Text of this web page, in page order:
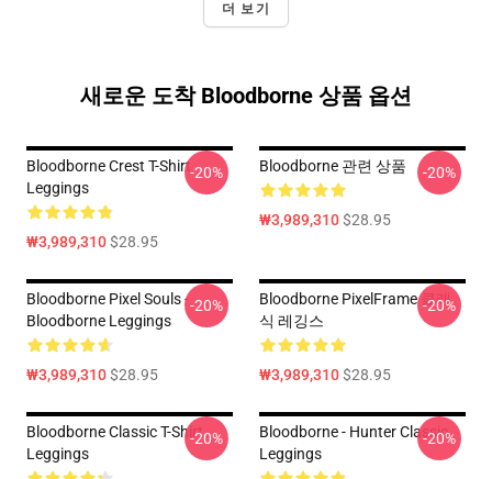
더 보기
새로운 도착 Bloodborne 상품 옵션
Bloodborne Crest T-Shirt
Leggings
₩3,989,310$28.95
-20% Bloodborne 관련 상품
₩3,989,310$28.95
-20%
Bloodborne Pixel Souls -
Bloodborne Leggings
₩3,989,310$28.95
-20%
Bloodborne PixelFrame 클래
식 레깅스
₩3,989,310$28.95
-20%
Bloodborne Classic T-Shirt
Leggings
-20%
Bloodborne - Hunter Classic
Leggings
-20%